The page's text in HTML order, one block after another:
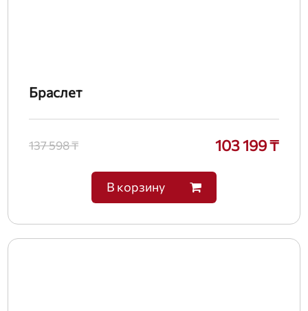
Браслет
137 598 ₸ 103 199 ₸
В корзину